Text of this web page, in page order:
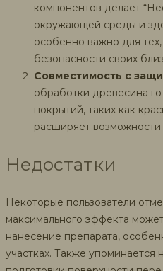
компонентов делает
окружающей среды и
особенно важно для тех,
безопасности своих
Совместимость с
обработки древесина
покрытий, таких как
расширяет
Недостатки
Некоторые пользователи
максимального эффекта
нанесение препарата,
участках. Также упоминается